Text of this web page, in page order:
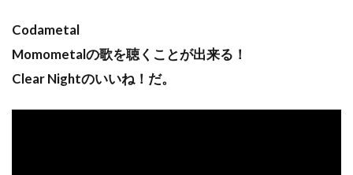
Codametal
Momometalの歌を聴くことが出来る！
Clear Nightのいいね！だ。